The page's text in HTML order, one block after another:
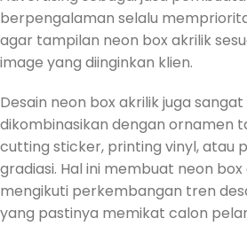
berpengalaman selalu
agar tampilan neon box akrilik
image yang diinginkan klien.
Desain neon box akrilik juga
dikombinasikan dengan ornamen
cutting sticker, printing vinyl, atau
gradiasi. Hal ini membuat neon
mengikuti perkembangan tren
yang pastinya memikat calon